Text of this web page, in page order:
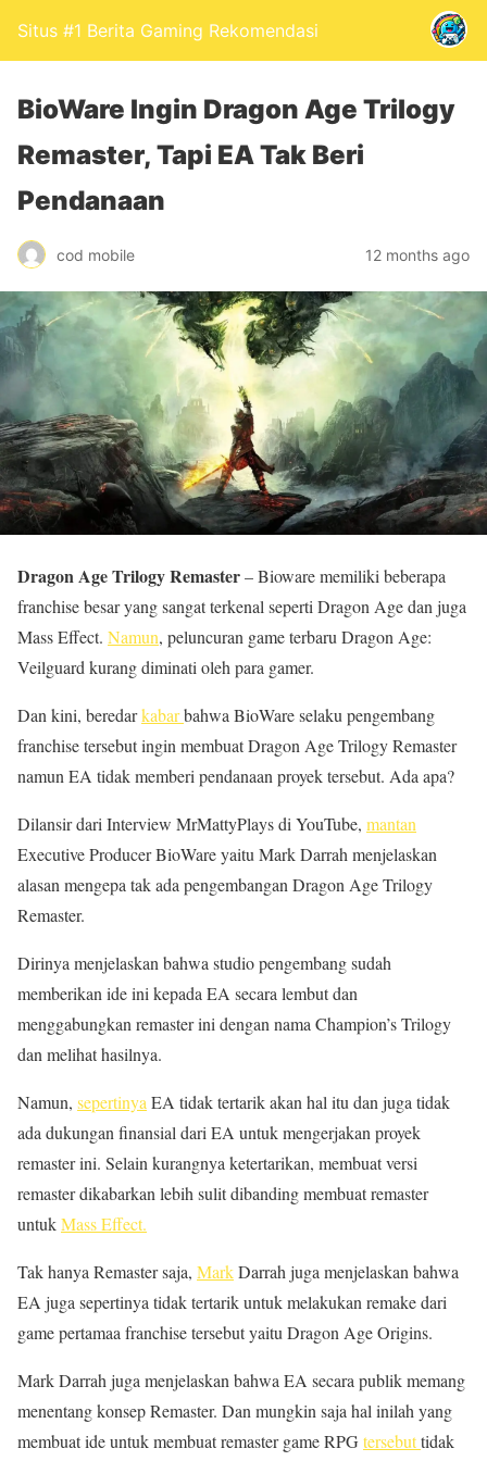
Situs #1 Berita Gaming Rekomendasi
BioWare Ingin Dragon Age Trilogy
Remaster, Tapi EA Tak Beri
Pendanaan
cod mobile 12 months ago
Dragon Age Trilogy Remaster– Bioware memiliki beberapa
franchise besar yang sangat terkenal seperti Dragon Age dan juga
Mass Effect. Namun, peluncuran game terbaru Dragon Age:
Veilguard kurang diminati oleh para gamer.
Dan kini, beredarkabarbahwa BioWare selaku pengembang
franchise tersebut ingin membuat Dragon Age Trilogy Remaster
namun EA tidak memberi pendanaan proyek tersebut. Ada apa?
Dilansir dari Interview MrMattyPlays di YouTube, mantan
Executive Producer BioWare yaitu Mark Darrah menjelaskan
alasan mengepa tak ada pengembangan Dragon Age Trilogy
Remaster.
Dirinya menjelaskan bahwa studio pengembang sudah
memberikan ide ini kepada EA secara lembut dan
menggabungkan remaster ini dengan nama Champion’s Trilogy
dan melihat hasilnya.
Namun, sepertinya EA tidak tertarik akan hal itu dan juga tidak
ada dukungan finansial dari EA untuk mengerjakan proyek
remaster ini. Selain kurangnya ketertarikan, membuat versi
remaster dikabarkan lebih sulit dibanding membuat remaster
untukMass Effect.
Tak hanya Remaster saja, MarkDarrah juga menjelaskan bahwa
EA juga sepertinya tidak tertarik untuk melakukan remake dari
game pertamaa franchise tersebut yaitu Dragon Age Origins.
Mark Darrah juga menjelaskan bahwa EA secara publik memang
menentang konsep Remaster. Dan mungkin saja hal inilah yang
membuat ide untuk membuat remaster game RPGtersebuttidak